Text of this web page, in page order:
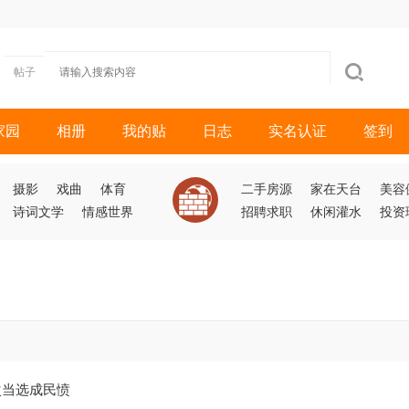
帖子
园 相册 我的贴 日志 实名认证 签到
摄影 戏曲
体育
诗词文学
情感世界
二手房源 家在天台
美容
招聘求职
休闲灌水 投资
选成民愤